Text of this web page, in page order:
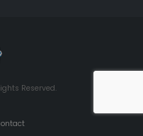
Reserved.